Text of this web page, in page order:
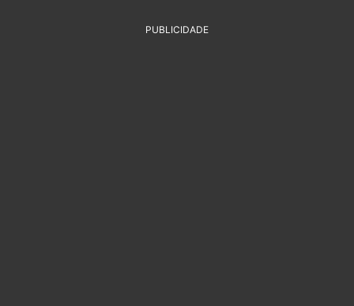
PUBLICIDADE